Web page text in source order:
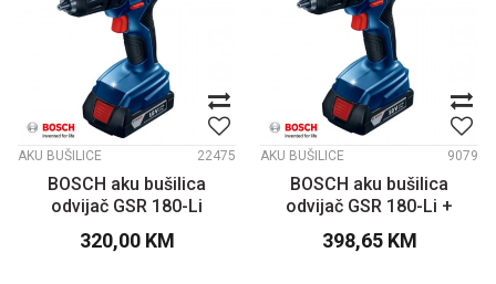
AKU BUŠILICE 22475
BOSCH aku bušilica
odvijač GSR 180-Li
320,00 KM
AKU BUŠILICE 9079
BOSCH aku bušilica
odvijač GSR 180-Li +
baterija
398,65 KM